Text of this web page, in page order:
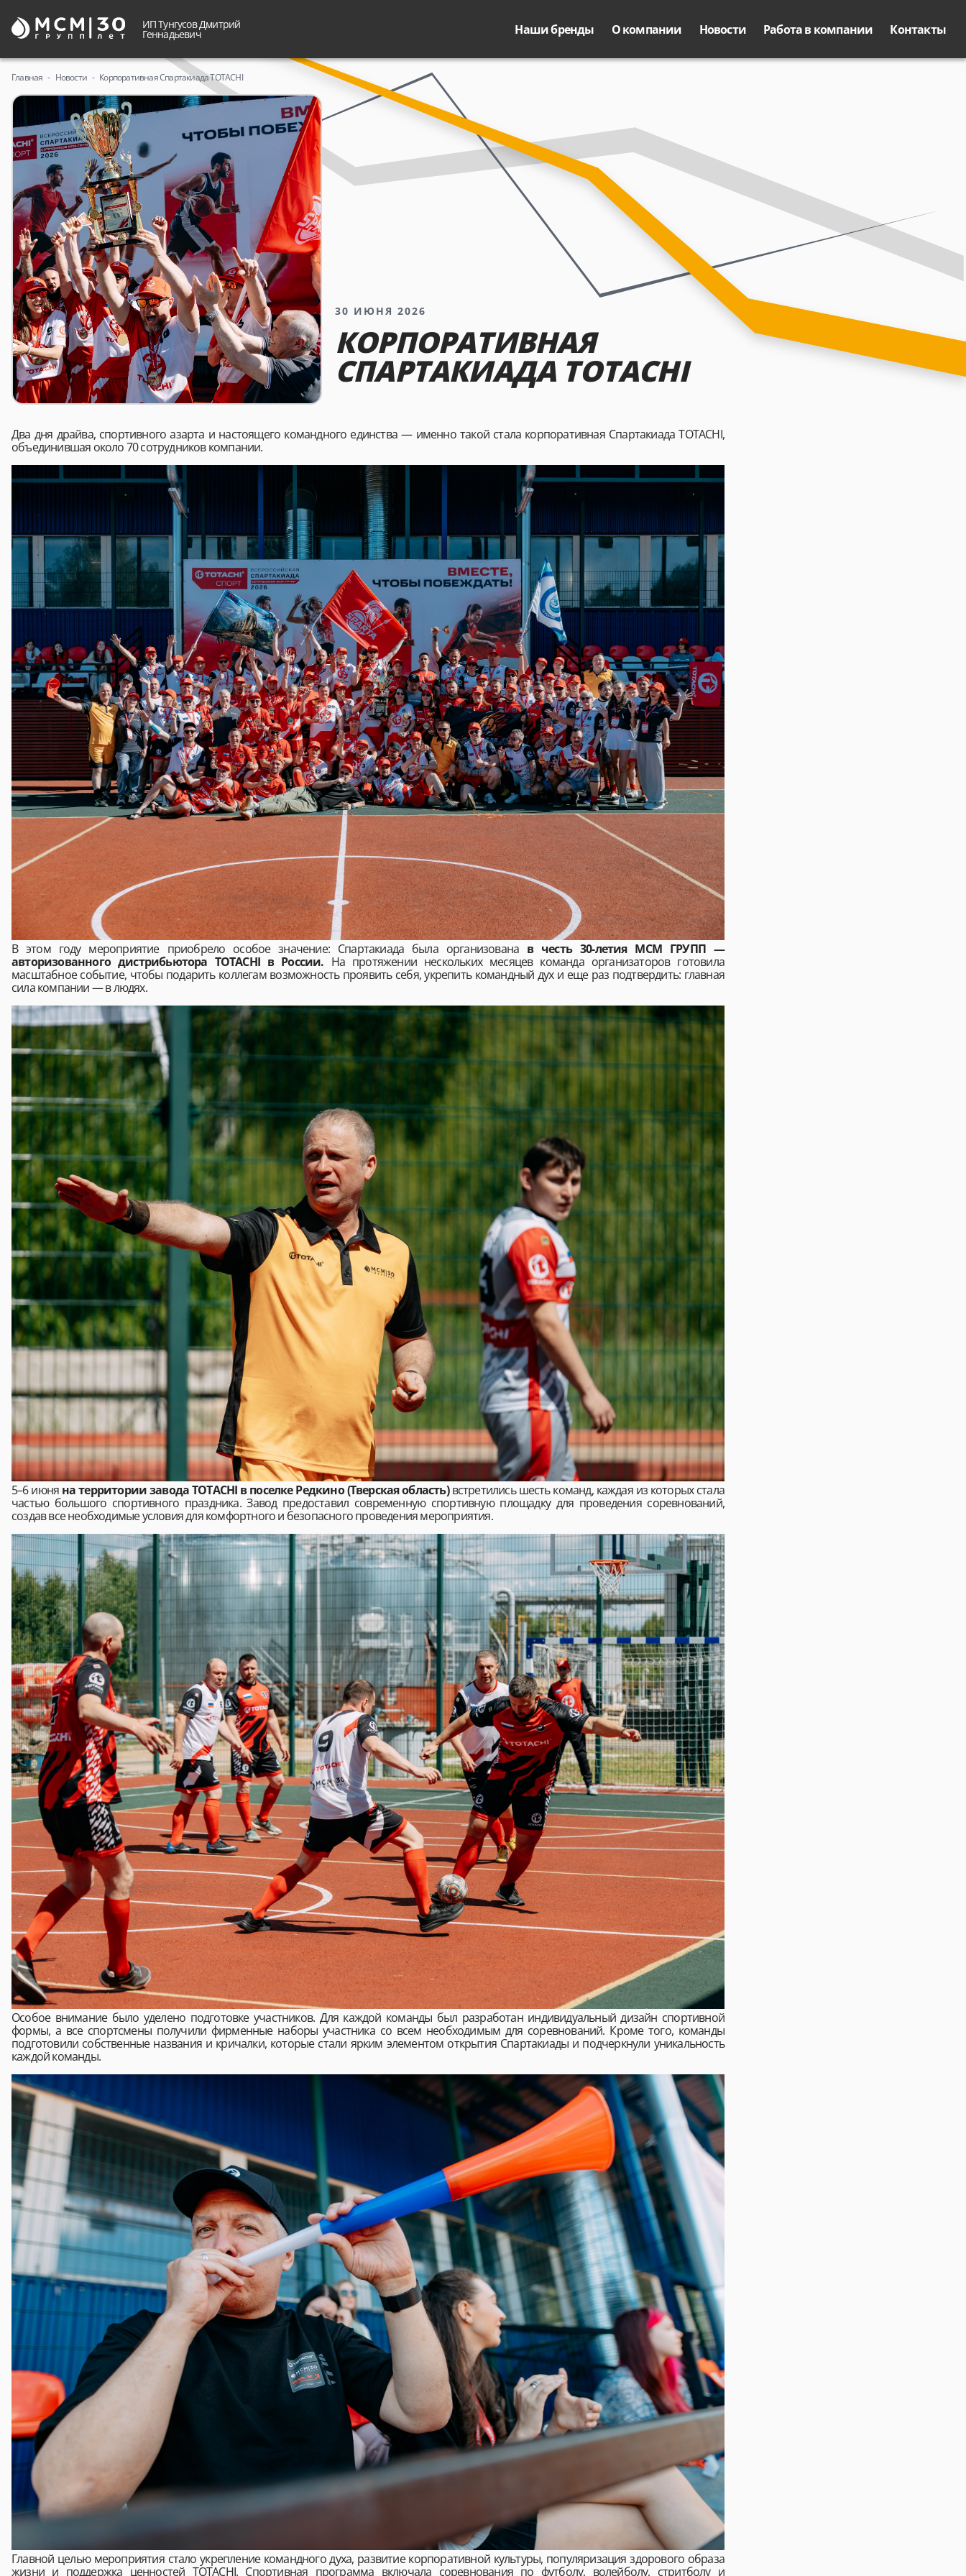
ИП Тунгусов Дмитрий
Геннадьевич Наши бренды О компании Новости Работа в компании Контакты
Главная Новости Корпоративная Спартакиада TOTACHI
30 ИЮНЯ 2026
КОРПОРАТИВНАЯ
СПАРТАКИАДА TOTACHI
Два дня драйва, спортивного азарта и настоящего командного единства — именно такой стала корпоративная Спартакиада TOTACHI,
объединившая около 70 сотрудников компании.
В этом году мероприятие приобрело особое значение: Спартакиада была организована в честь 30-летия МСМ ГРУПП —
авторизованного дистрибьютора TOTACHI в России. На протяжении нескольких месяцев команда организаторов готовила
масштабное событие, чтобы подарить коллегам возможность проявить себя, укрепить командный дух и еще раз подтвердить: главная
сила компании — в людях.
5–6 июня на территории завода TOTACHI в поселке Редкино (Тверская область)встретились шесть команд, каждая из которых стала
частью большого спортивного праздника. Завод предоставил современную спортивную площадку для проведения соревнований,
создав все необходимые условия для комфортного и безопасного проведения мероприятия.
Особое внимание было уделено подготовке участников. Для каждой команды был разработан индивидуальный дизайн спортивной
формы, а все спортсмены получили фирменные наборы участника со всем необходимым для соревнований. Кроме того, команды
подготовили собственные названия и кричалки, которые стали ярким элементом открытия Спартакиады и подчеркнули уникальность
каждой команды.
Главной целью мероприятия стало укрепление командного духа, развитие корпоративной культуры, популяризация здорового образа
жизни и поддержка ценностей TOTACHI. Спортивная программа включала соревнования по футболу, волейболу, стритболу и